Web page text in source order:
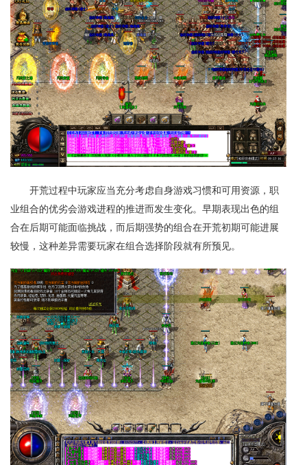
开荒过程中玩家应当充分考虑自身游戏习惯和可用资源，职
业组合的优劣会游戏进程的推进而发生变化。早期表现出色的组
合在后期可能面临挑战，而后期强势的组合在开荒初期可能进展
较慢，这种差异需要玩家在组合选择阶段就有所预见。